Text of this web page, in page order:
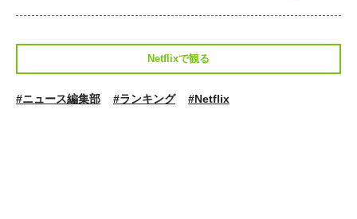
Netflixで観る
#ニュース編集部 #ランキング #Netflix